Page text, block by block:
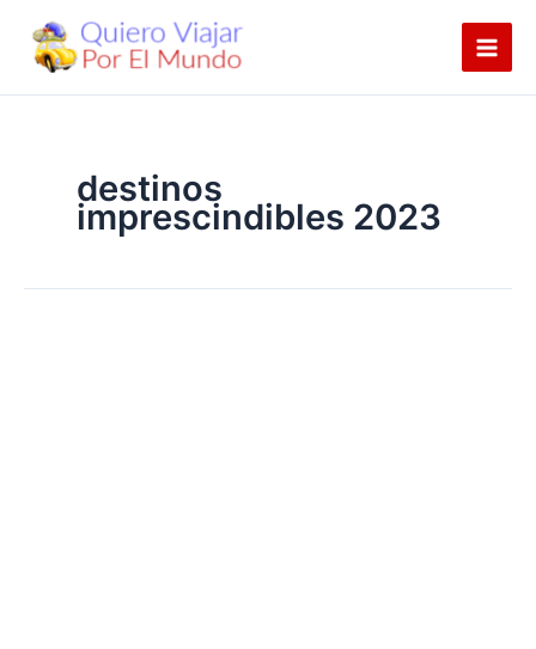
contenido
destinos
imprescindibles 2023